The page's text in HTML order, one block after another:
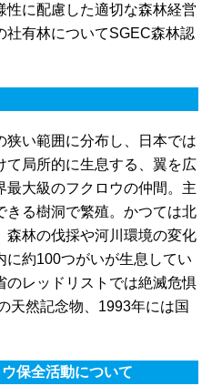
に配慮した適切な森林経営
社有林についてSGEC森林認
狭い範囲に分布し、日本では
て局所的に生息する、翼を広
最大級のフクロウの仲間。主
きる樹洞で繁殖。かつては北
森林の伐採や河川環境の変化
に約100つがいが生息してい
のレッドリストでは絶滅危惧
天然記念物、1993年には国
保全活動について